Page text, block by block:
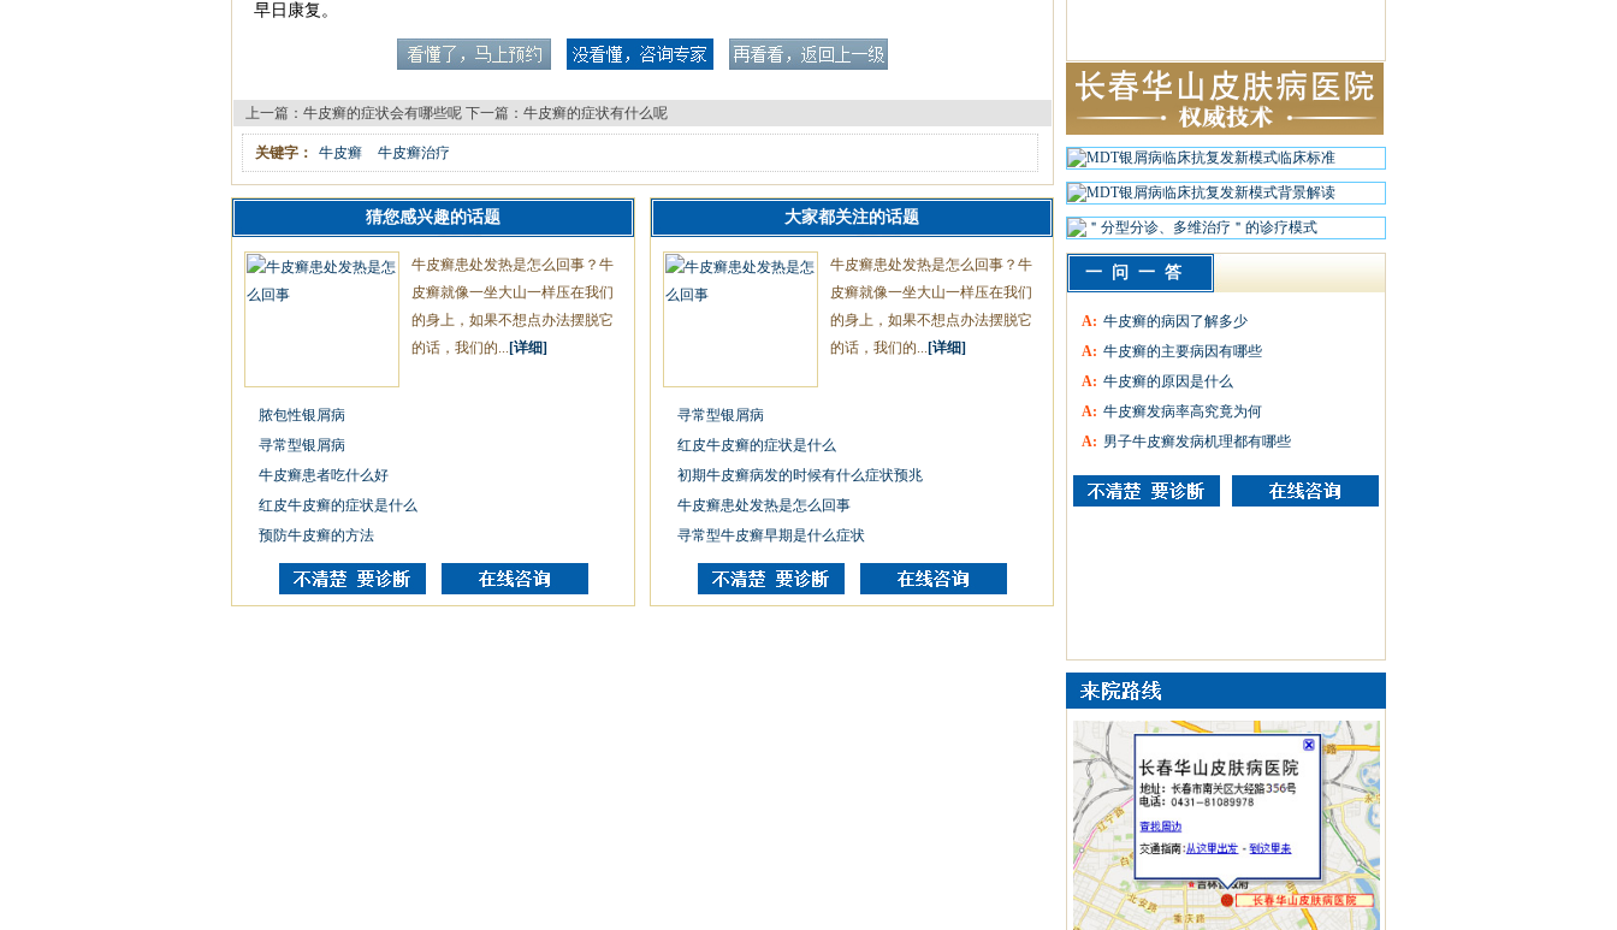
早日康复。
上一篇： 牛皮癣的症状会有哪些呢 下一篇： 牛皮癣的症状有什么呢
关键字： 牛皮癣 牛皮癣治疗
猜您感兴趣的话题
牛皮癣患处发热是怎么回事？牛
皮癣就像一坐大山一样压在我们
的身上，如果不想点办法摆脱它
的话，我们的... [详细]
脓包性银屑病
寻常型银屑病
牛皮癣患者吃什么好
红皮牛皮癣的症状是什么
预防牛皮癣的方法
大家都关注的话题
牛皮癣患处发热是怎么回事？牛
皮癣就像一坐大山一样压在我们
的身上，如果不想点办法摆脱它
的话，我们的... [详细]
寻常型银屑病
红皮牛皮癣的症状是什么
初期牛皮癣病发的时候有什么症状预兆
牛皮癣患处发热是怎么回事
寻常型牛皮癣早期是什么症状
一问一答
A: 牛皮癣的病因了解多少
A: 牛皮癣的主要病因有哪些
A: 牛皮癣的原因是什么
A: 牛皮癣发病率高究竟为何
A: 男子牛皮癣发病机理都有哪些